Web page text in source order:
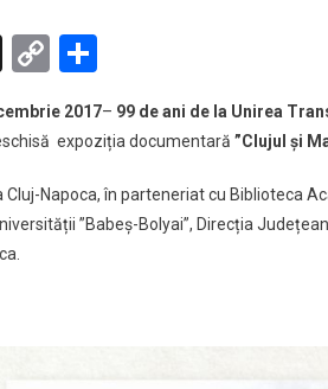
Unire”
de
Decembrie
X
Copy
2017– 99 de ani de la Unirea
expoziția documentară ”Clujul și
Napoca, în parteneriat cu Biblioteca
”Babeș-Bolyai”, Direcția